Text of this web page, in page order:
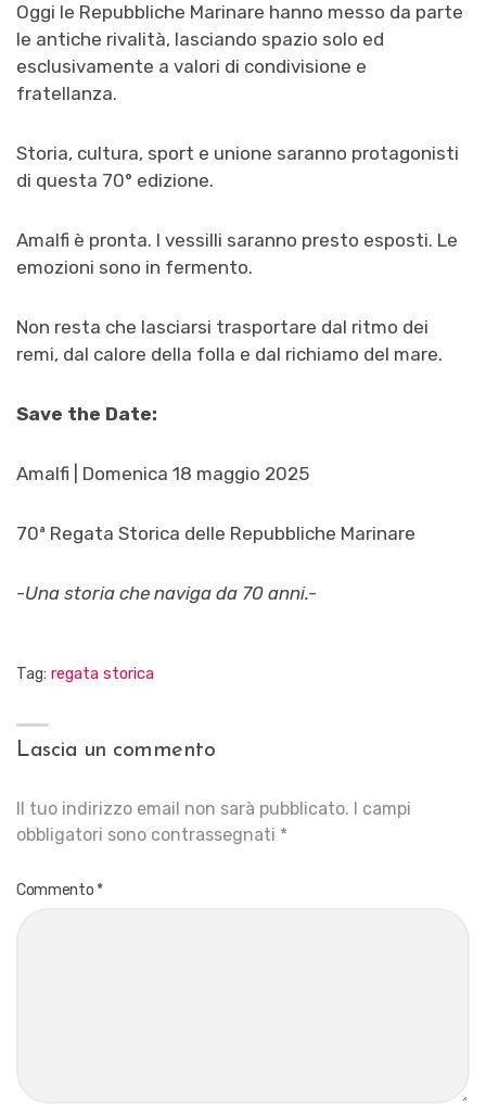
Oggi le Repubbliche Marinare hanno messo da parte
le antiche rivalità, lasciando spazio solo ed
esclusivamente a valori di condivisione e
fratellanza.
Storia, cultura, sport e unione saranno protagonisti
di questa 70° edizione.
Amalfi è pronta. I vessilli saranno presto esposti. Le
emozioni sono in fermento.
Non resta che lasciarsi trasportare dal ritmo dei
remi, dal calore della folla e dal richiamo del mare.
Save the Date:
Amalfi | Domenica 18 maggio 2025
70ª Regata Storica delle Repubbliche Marinare
-Una storia che naviga da 70 anni.-
Tag: regata storica
Lascia un commento
Il tuo indirizzo email non sarà pubblicato. I campi
obbligatori sono contrassegnati *
Commento *